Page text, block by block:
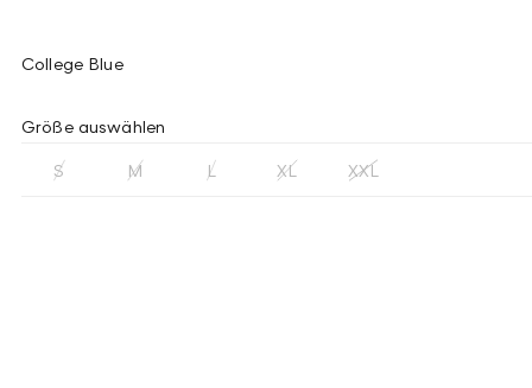
College Blue
Größe auswählen
S M L XL XXL